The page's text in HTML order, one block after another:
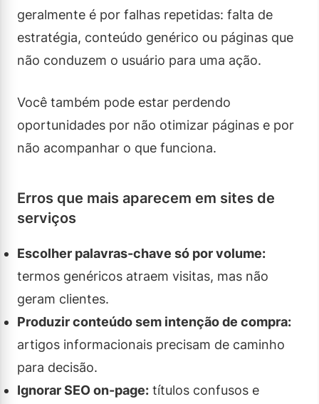
geralmente é por falhas repetidas: falta de
estratégia, conteúdo genérico ou páginas que
não conduzem o usuário para uma ação.
Você também pode estar perdendo
oportunidades por não otimizar páginas e por
não acompanhar o que funciona.
Erros que mais aparecem em sites de
serviços
Escolher palavras-chave só por volume:
termos genéricos atraem visitas, mas não
geram clientes.
Produzir conteúdo sem intenção de compra:
artigos informacionais precisam de caminho
para decisão.
Ignorar SEO on-page: títulos confusos e